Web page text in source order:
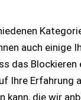
auch einige
das
Ihre Erfahrung
kann, die wir